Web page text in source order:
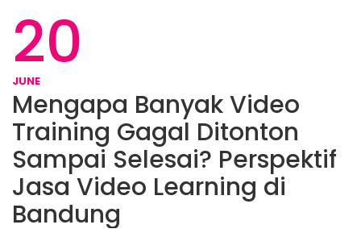
20
JUNE
Mengapa Banyak Video
Training Gagal Ditonton
Sampai Selesai? Perspektif
Jasa Video Learning di
Bandung